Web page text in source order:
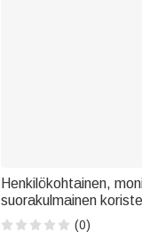
Henkilökohtainen,
suorakulmainen
jossa on nimi –
sopiva
(0)